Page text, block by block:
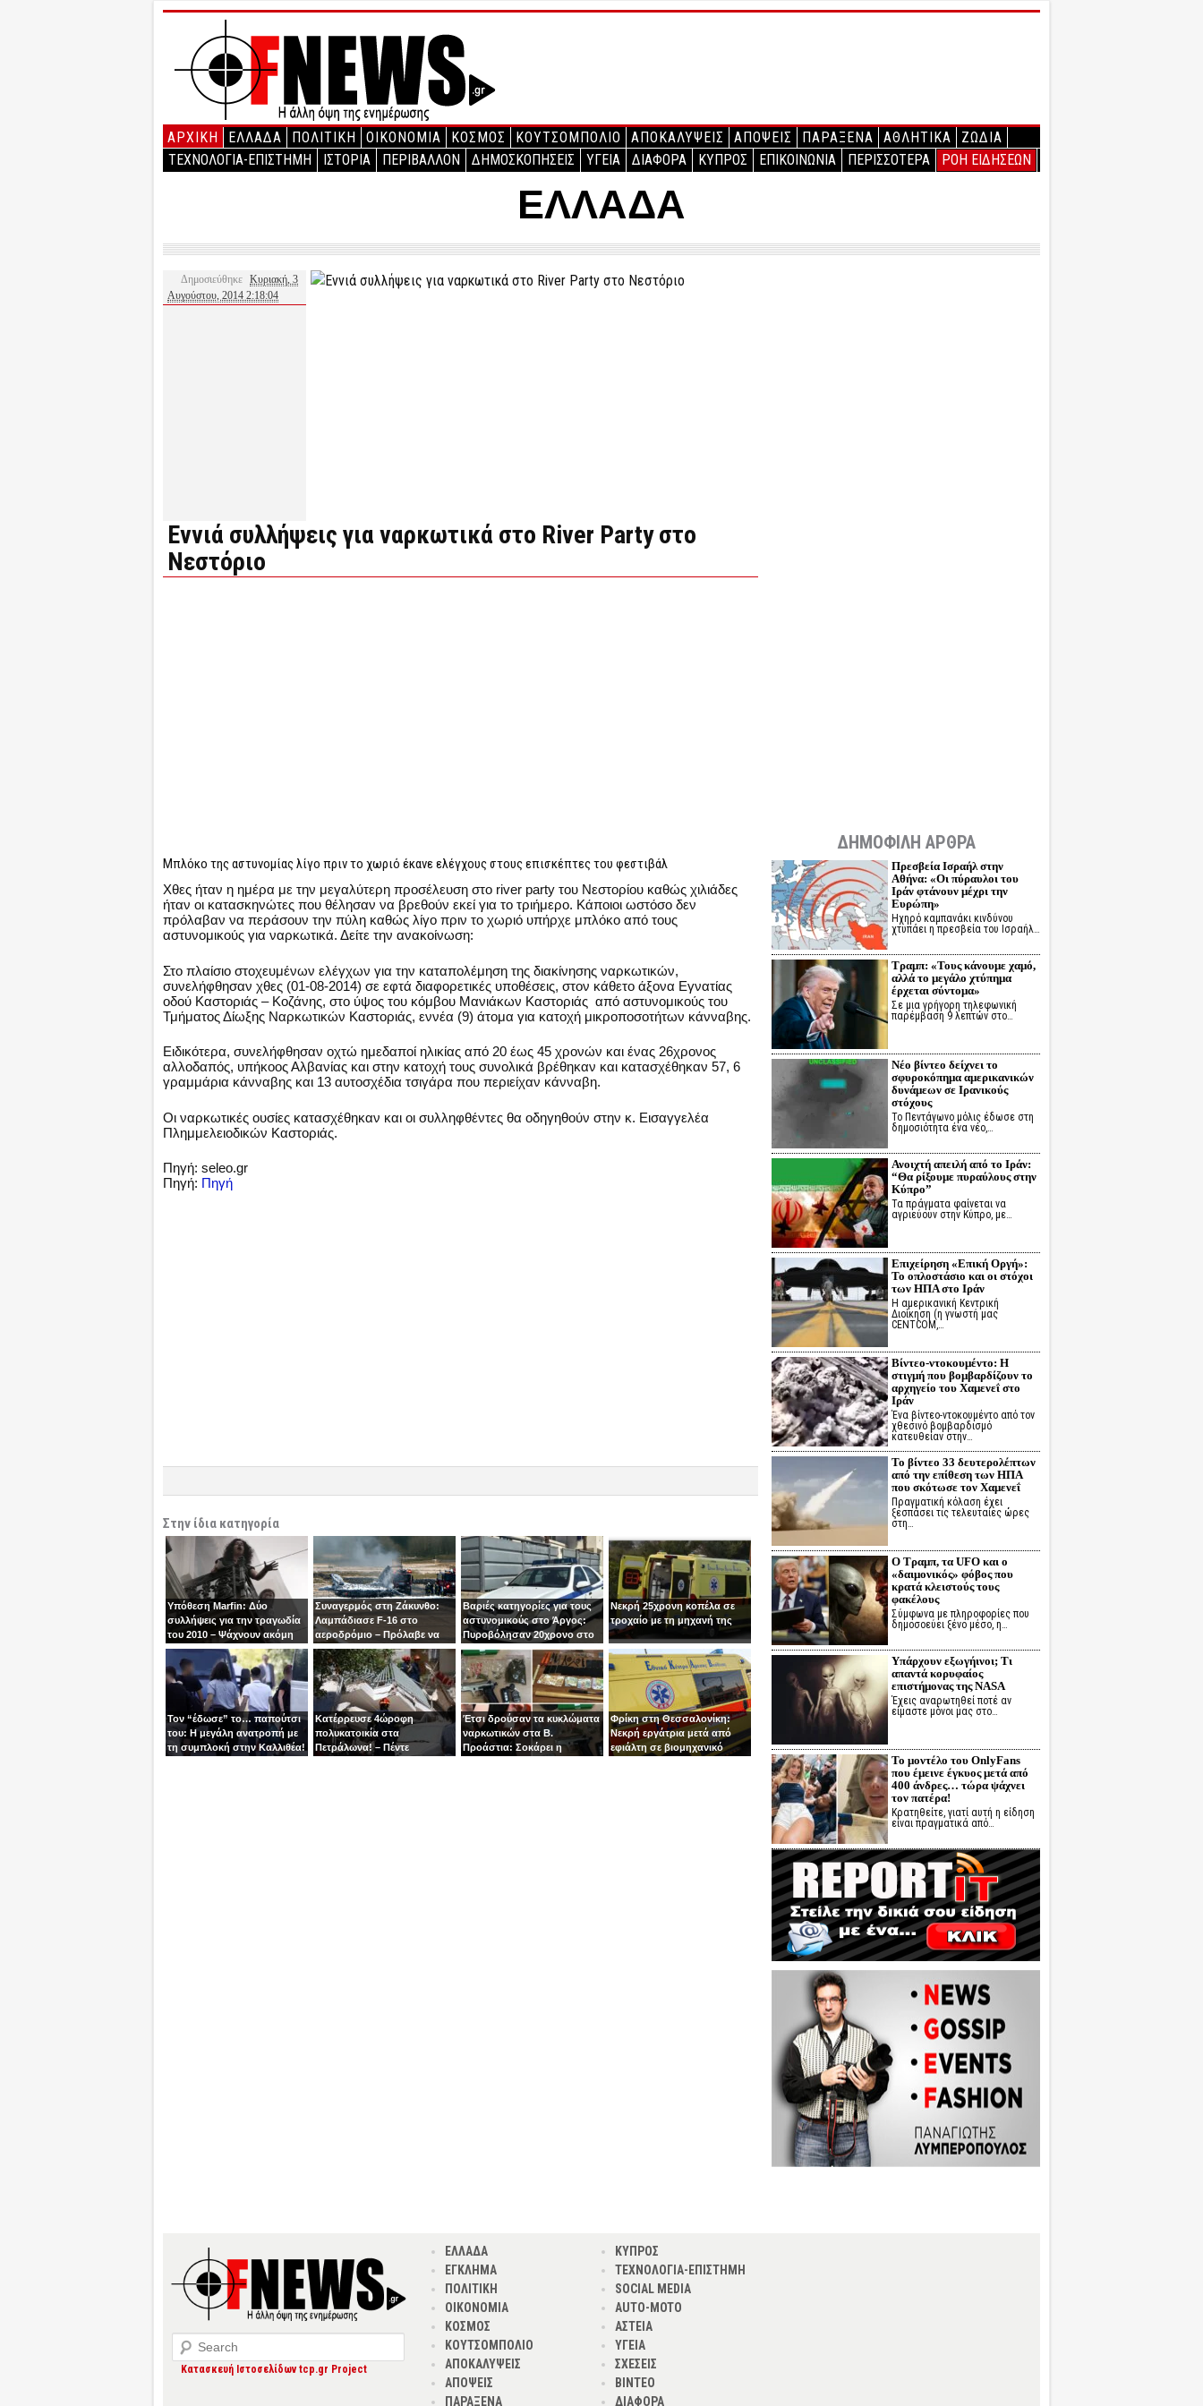
ΑΡΧΙΚΉ ΕΛΛΑΔΑ ΠΟΛΙΤΙΚΗ ΟΙΚΟΝΟΜΙΑ ΚΟΣΜΟΣ ΚΟΥΤΣΟΜΠΟΛΙΟ ΑΠΟΚΑΛΥΨΕΙΣ ΑΠΟΨΕΙΣ ΠΑΡΑΞΕΝΑ ΑΘΛΗΤΙΚΑ
ΖΩΔΙΑ
ΤΕΧΝΟΛΟΓΙΑ-ΕΠΙΣΤΗΜΗ
ΙΣΤΟΡΙΑ ΠΕΡΙΒΑΛΛΟΝ ΔΗΜΟΣΚΟΠΗΣΕΙΣ ΥΓΕΙΑ ΔΙΑΦΟΡΑ ΚΥΠΡΟΣ ΕΠΙΚΟΙΝΩΝΙΑ ΠΕΡΙΣΣΟΤΕΡΑ ΡΟΗ ΕΙΔΗΣΕΩΝ
ΕΛΛΑΔΑ
Δημοσιεύθηκε Κυριακή, 3
Αυγούστου, 2014 2:18:04
Εννιά συλλήψεις για ναρκωτικά στο River Party στο
Νεστόριο
Μπλόκο της αστυνομίας λίγο πριν το χωριό έκανε ελέγχους στους επισκέπτες του φεστιβάλ
Χθες ήταν η ημέρα με την μεγαλύτερη προσέλευση στο river party του Νεστορίου καθώς χιλιάδες
ήταν οι κατασκηνώτες που θέλησαν να βρεθούν εκεί για το τριήμερο. Κάποιοι ωστόσο δεν
πρόλαβαν να περάσουν την πύλη καθώς λίγο πριν το χωριό υπήρχε μπλόκο από τους
αστυνομικούς για ναρκωτικά. Δείτε την ανακοίνωση:
Στο πλαίσιο στοχευμένων ελέγχων για την καταπολέμηση της διακίνησης ναρκωτικών,
συνελήφθησαν χθες (01-08-2014) σε εφτά διαφορετικές υποθέσεις, στον κάθετο άξονα Εγνατίας
οδού Καστοριάς – Κοζάνης, στο ύψος του κόμβου Μανιάκων Καστοριάς από αστυνομικούς του
Τμήματος Δίωξης Ναρκωτικών Καστοριάς, εννέα (9) άτομα για κατοχή μικροποσοτήτων κάνναβης.
Ειδικότερα, συνελήφθησαν οχτώ ημεδαποί ηλικίας από 20 έως 45 χρονών και ένας 26χρονος
αλλοδαπός, υπήκοος Αλβανίας και στην κατοχή τους συνολικά βρέθηκαν και κατασχέθηκαν 57, 6
γραμμάρια κάνναβης και 13 αυτοσχέδια τσιγάρα που περιείχαν κάνναβη.
Οι ναρκωτικές ουσίες κατασχέθηκαν και οι συλληφθέντες θα οδηγηθούν στην κ. Εισαγγελέα
Πλημμελειοδικών Καστοριάς.
Πηγή: seleo.gr
Πηγή: Πηγή
Στην ίδια κατηγορία
Υπόθεση Marfin: Δύο
συλλήψεις για την τραγωδία
του 2010 – Ψάχνουν ακόμη
μία γυναίκα
Συναγερμός στη Ζάκυνθο:
Λαμπάδιασε F-16 στο
αεροδρόμιο – Πρόλαβε να
βγει την τελευταία στιγμή ο
χειριστής
Βαριές κατηγορίες για τους
αστυνομικούς στο Άργος:
Πυροβόλησαν 20χρονο στο
κεφάλι
Νεκρή 25χρονη κοπέλα σε
τροχαίο με τη μηχανή της
Τον “έδωσε” το… παπούτσι
του: Η μεγάλη ανατροπή με
τη συμπλοκή στην Καλλιθέα!
Κατέρρευσε 4ώροφη
πολυκατοικία στα
Πετράλωνα! – Πέντε
Έτσι δρούσαν τα κυκλώματα
ναρκωτικών στα Β.
Προάστια: Σοκάρει η
Φρίκη στη Θεσσαλονίκη:
Νεκρή εργάτρια μετά από
εφιάλτη σε βιομηχανικό
ΔΗΜΟΦΙΛΗ ΑΡΘΡΑ
Πρεσβεία Ισραήλ στην
Αθήνα: «Οι πύραυλοι του
Ιράν φτάνουν μέχρι την
Ευρώπη»
Ηχηρό καμπανάκι κινδύνου
χτυπάει η πρεσβεία του Ισραήλ…
Τραμπ: «Τους κάνουμε χαμό,
αλλά το μεγάλο χτύπημα
έρχεται σύντομα»
Σε μια γρήγορη τηλεφωνική
παρέμβαση 9 λεπτών στο…
Νέο βίντεο δείχνει το
σφυροκόπημα αμερικανικών
δυνάμεων σε Ιρανικούς
στόχους
Το Πεντάγωνο μόλις έδωσε στη
δημοσιότητα ένα νέο,…
Ανοιχτή απειλή από το Ιράν:
“Θα ρίξουμε πυραύλους στην
Κύπρο”
Τα πράγματα φαίνεται να
αγριεύουν στην Κύπρο, με…
Επιχείρηση «Επική Οργή»:
Το οπλοστάσιο και οι στόχοι
των ΗΠΑ στο Ιράν
Η αμερικανική Κεντρική
Διοίκηση (η γνωστή μας
CENTCOM,…
Βίντεο-ντοκουμέντο: Η
στιγμή που βομβαρδίζουν το
αρχηγείο του Χαμενεΐ στο
Ιράν
Ένα βίντεο-ντοκουμέντο από τον
χθεσινό βομβαρδισμό
κατευθείαν στην…
Το βίντεο 33 δευτερολέπτων
από την επίθεση των ΗΠΑ
που σκότωσε τον Χαμενεΐ
Πραγματική κόλαση έχει
ξεσπάσει τις τελευταίες ώρες
στη…
Ο Τραμπ, τα UFO και ο
«δαιμονικός» φόβος που
κρατά κλειστούς τους
φακέλους
Σύμφωνα με πληροφορίες που
δημοσοεύει ξένο μέσο, η…
Υπάρχουν εξωγήινοι; Τι
απαντά κορυφαίος
επιστήμονας της NASA
Έχεις αναρωτηθεί ποτέ αν
είμαστε μόνοι μας στο…
Το μοντέλο του OnlyFans
που έμεινε έγκυος μετά από
400 άνδρες… τώρα ψάχνει
τον πατέρα!
Κρατηθείτε, γιατί αυτή η είδηση
είναι πραγματικά από…
Search
Κατασκευή Ιστοσελίδων tcp.gr Project
ΕΛΛΑΔΑ
ΕΓΚΛΗΜΑ
ΠΟΛΙΤΙΚΗ
ΟΙΚΟΝΟΜΙΑ
ΚΟΣΜΟΣ
ΚΟΥΤΣΟΜΠΟΛΙΟ
ΑΠΟΚΑΛΥΨΕΙΣ
ΑΠΟΨΕΙΣ
ΠΑΡΑΞΕΝΑ
ΚΥΠΡΟΣ
ΤΕΧΝΟΛΟΓΙΑ-ΕΠΙΣΤΗΜΗ
SOCIAL MEDIA
AUTO-MOTO
ΑΣΤΕΙΑ
ΥΓΕΙΑ
ΣΧΕΣΕΙΣ
ΒΙΝΤΕΟ
ΔΙΑΦΟΡΑ